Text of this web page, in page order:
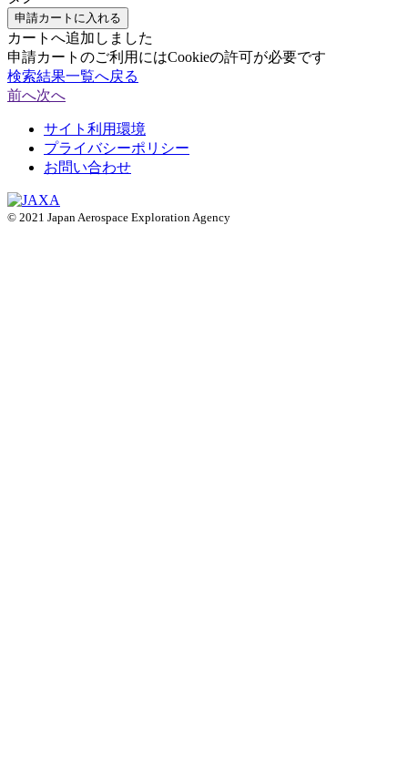
申請カートに入れる
カートへ追加しました
申請カートのご利用にはCookieの許可が必要です
検索結果一覧へ戻る
前へ次へ
サイト利用環境
プライバシーポリシー
お問い合わせ
© 2021 Japan Aerospace Exploration Agency